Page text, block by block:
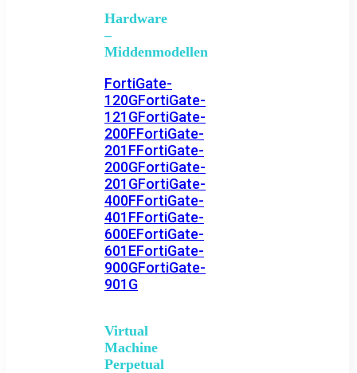
Hardware
–
Middenmodellen
FortiGate-
120GFortiGate-
121GFortiGate-
200FFortiGate-
201FFortiGate-
200GFortiGate-
201GFortiGate-
400FFortiGate-
401FFortiGate-
600EFortiGate-
601EFortiGate-
900GFortiGate-
901G
Virtual
Machine
Perpetual